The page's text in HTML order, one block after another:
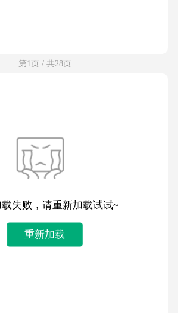
第1页 / 共28页
失败，请重新加载试试~
重新加载